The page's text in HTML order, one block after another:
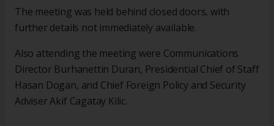
The meeting was held behind closed doors, with
further details not immediately available.
Also attending the meeting were Communications
Director Burhanettin Duran, Presidential Chief of Staff
Hasan Dogan, and Chief Foreign Policy and Security
Adviser Akif Cagatay Kilic.